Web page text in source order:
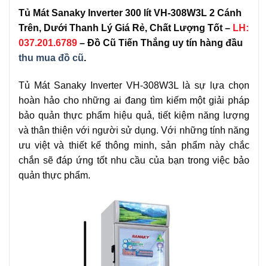
Tủ Mát Sanaky Inverter 300 lít VH-308W3L 2 Cánh
Trên, Dưới Thanh Lý Giá Rẻ, Chất Lượng Tốt – LH:
037.201.6789 – Đồ Cũ Tiến Thắng uy tín hàng đầu
thu mua đồ cũ.
Tủ Mát Sanaky Inverter VH-308W3L là sự lựa chọn
hoàn hảo cho những ai đang tìm kiếm một giải pháp
bảo quản thực phẩm hiệu quả, tiết kiệm năng lượng
và thân thiện với người sử dụng. Với những tính năng
ưu việt và thiết kế thông minh, sản phẩm này chắc
chắn sẽ đáp ứng tốt nhu cầu của bạn trong việc bảo
quản thực phẩm.